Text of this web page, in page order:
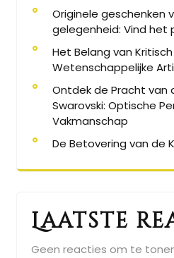
Originele geschenken
gelegenheid: Vind
Het Belang van
Wetenschappelijke
Ontdek de Pracht van
Swarovski: Optische
Vakmanschap
De Betovering van de
Laatste
Geen reacties om te